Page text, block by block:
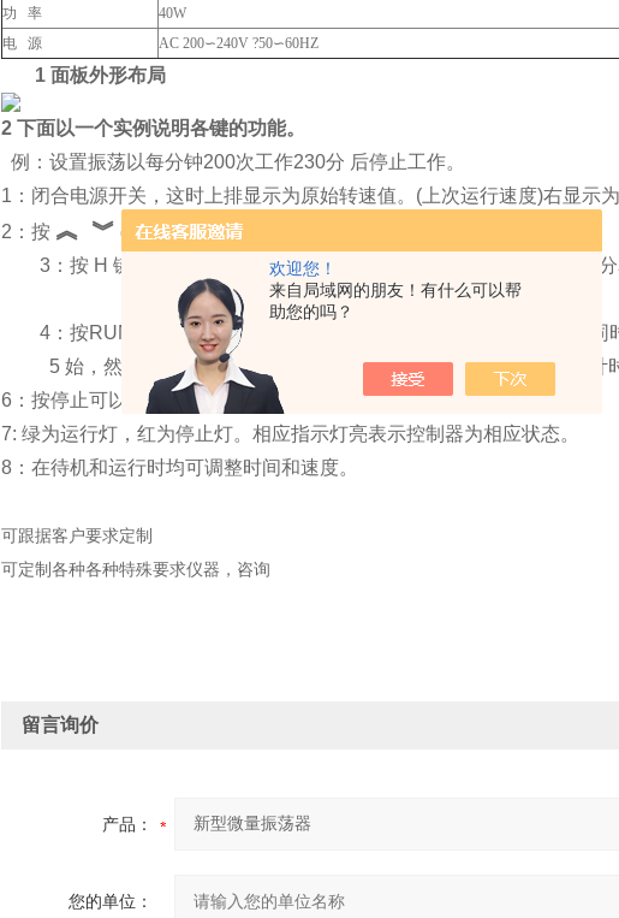
欢迎您！
来自局域网的朋友！有什么可以帮
助您的吗？
功 率
40W
电 源
AC 200∽240V ?50∽60HZ
1 面板外形布局
2 下面以一个实例说明各键的功能。
例：设置振荡以每分钟200次工作230分 后停止工作。
1 ：闭合电源开关，这时上排显示为原始转速值。 ( 上次运行速度)右显示
2 ：按 ︽ ︾ ( 速度快慢)键设定转速到
3 ：按 H 键设时间加。按 M键设时间减
4 ：按RUN ( 启动)键启动，机器即可缓缓启动直到
转／分钟，同
5 始，然后稳定运行30分后停止并报警10秒提示。（定时采用倒计
6 ：按停止可以随时停止运行（此时定时也结束）。
7: 绿为运行灯，红为停止灯。相应指示灯亮表示控制器为相应状态。
8 ：在待机和运行时均可调整时间和速度。
可跟据客户要求定制
可定制各种各种特殊要求仪器，咨询
留言询价
产品：
您的单位：